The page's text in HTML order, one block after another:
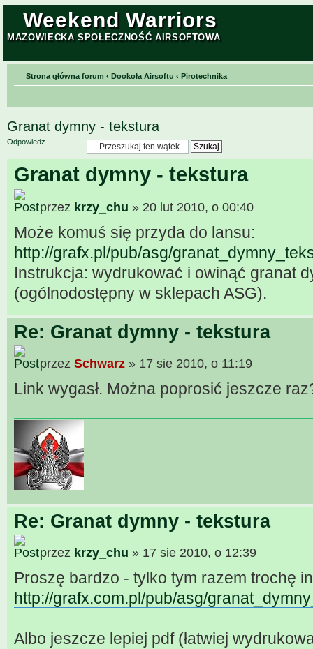
Weekend Warriors
MAZOWIECKA SPOŁECZNOŚĆ AIRSOFTOWA
Strona główna forum ‹ Dookoła Airsoftu ‹ Pirotechnika
Granat dymny - tekstura
Odpowiedz
Granat dymny - tekstura
przez krzy_chu » 20 lut 2010, o 00:40
Może komuś się przyda do lansu:
http://grafx.pl/pub/asg/
Instrukcja: wydrukować i owinąć granat
(ogólnodostępny w sklepach ASG).
Re: Granat dymny - tekstura
przez Schwarz » 17 sie 2010, o 11:19
Link wygasł. Można poprosić jeszcze
Re: Granat dymny - tekstura
przez krzy_chu » 17 sie 2010, o 12:39
Proszę bardzo - tylko tym razem trochę
http://grafx.com.pl/pub/asg/
Albo jeszcze lepiej pdf (łatwiej